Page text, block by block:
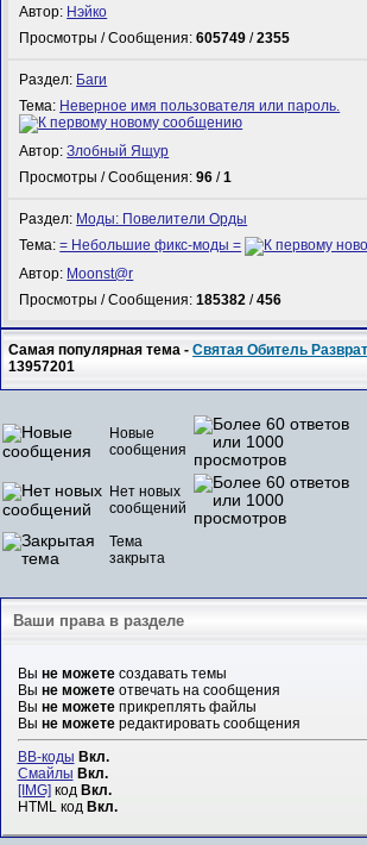
Автор: Нэйко
Просмотры / Сообщения:605749 /2355
Раздел: Баги
Тема: Неверное имя пользователя или пароль.
Автор:Злобный Ящур
Просмотры / Сообщения:96 /1
Раздел: Моды: Повелители Орды
Тема:= Небольшие фикс-моды =
Автор: Mооnst@r
Просмотры / Сообщения:185382 /456
Самая популярная тема -Святая Обитель
13957201
Новые
сообщения
Нет новых
сообщений
Тема
закрыта
Ваши права в разделе
Вы не можетесоздавать темы
Вы не можетеотвечать на сообщения
Вы не можетеприкреплять файлы
Вы не можетередактировать сообщения
BB-коды Вкл.
Смайлы Вкл.
[IMG]код Вкл.
HTML код Вкл.